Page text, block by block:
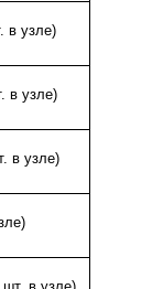
в узле)
в узле)
в узле)